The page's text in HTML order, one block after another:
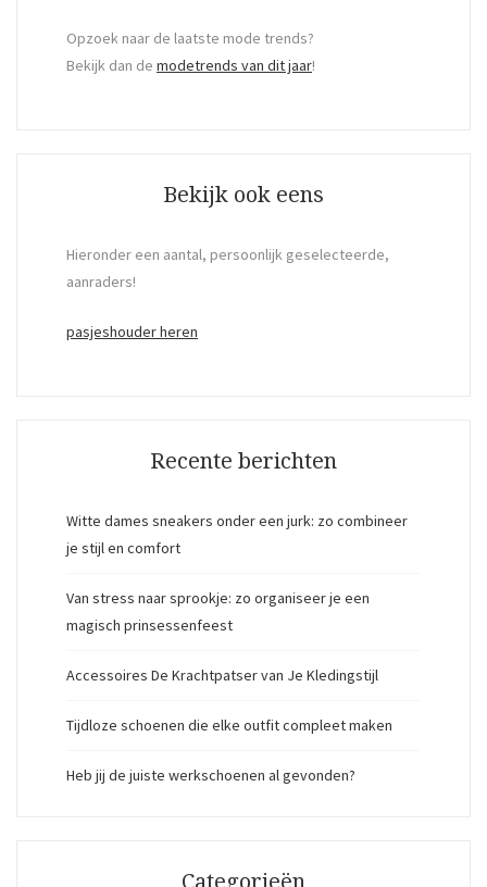
Opzoek naar de laatste mode trends?
Bekijk dan de modetrends van dit jaar!
Bekijk ook eens
Hieronder een aantal, persoonlijk geselecteerde,
aanraders!
pasjeshouder heren
Recente berichten
Witte dames sneakers onder een jurk: zo combineer
je stijl en comfort
Van stress naar sprookje: zo organiseer je een
magisch prinsessenfeest
Accessoires De Krachtpatser van Je Kledingstijl
Tijdloze schoenen die elke outfit compleet maken
Heb jij de juiste werkschoenen al gevonden?